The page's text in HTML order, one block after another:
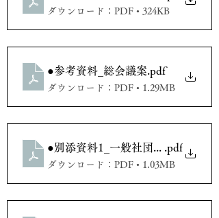
ダウンロード：PDF • 324KB
●参考資料_総会議案.pdf
ダウンロード：PDF • 1.29MB
●別添資料1_一般社団法人桐漕会
.pdf
ダウンロード：PDF • 1.03MB